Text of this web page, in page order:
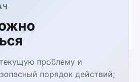
проблему и
порядок действий;